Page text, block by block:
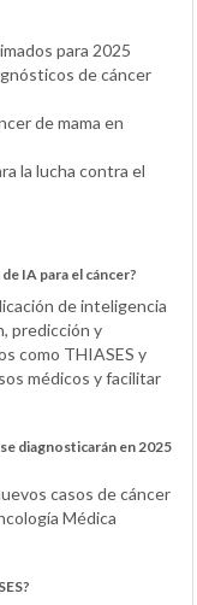
para 2025
de cáncer
de mama en
la lucha contra el
IA para el cáncer?
de inteligencia
predicción y
como THIASES y
médicos y facilitar
diagnosticarán en 2025
casos de cáncer
Médica